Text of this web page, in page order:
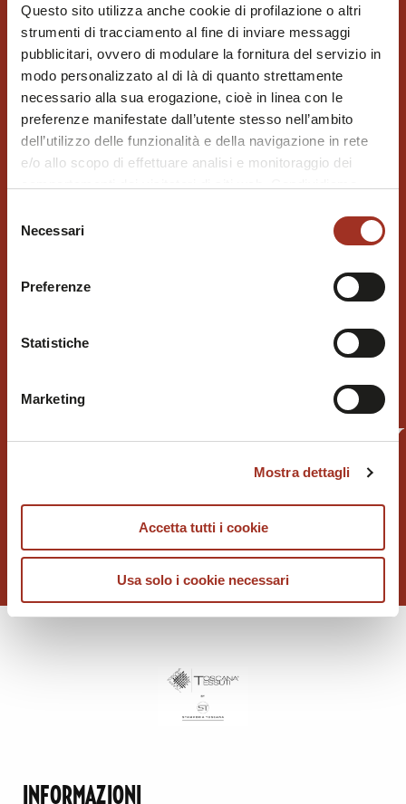
Questo sito utilizza anche cookie di profilazione o altri
strumenti di tracciamento al fine di inviare messaggi
pubblicitari, ovvero di modulare la fornitura del servizio in
modo personalizzato al di là di quanto strettamente
necessario alla sua erogazione, cioè in linea con le
preferenze manifestate dall’utente stesso nell’ambito
dell’utilizzo delle funzionalità e della navigazione in rete
e/o allo scopo di effettuare analisi e monitoraggio dei
nostro sito, con i nostri partner che si occupano di analisi
dei dati web, pubblicità e social media, i quali potrebbero
combinarle con altre informazioni che l'utente ha fornito
loro o che sono stati raccolti durante l'utilizzo dei loro
Chiudendo questo disclaimer si prosegue la navigazione
solo con i cookie tecnici necessari. A questa pagina è
delNecessari
Preferenze
Statistiche
Marketing
Mostra dettagli
Accetta tutti i cookie
Usa solo i cookie necessari
TOSCANA TESSUTI BY
TOSCANA
INFORMAZIONI